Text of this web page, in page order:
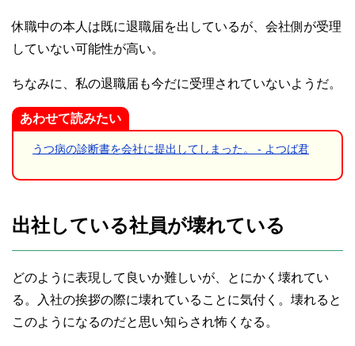
休職中の本人は既に退職届を出しているが、会社側が受理
していない可能性が高い。
ちなみに、私の退職届も今だに受理されていないようだ。
あわせて読みたい
うつ病の診断書を会社に提出してしまった。 - よつば君
出社している社員が壊れている
どのように表現して良いか難しいが、とにかく壊れてい
る。入社の挨拶の際に壊れていることに気付く。壊れると
このようになるのだと思い知らされ怖くなる。